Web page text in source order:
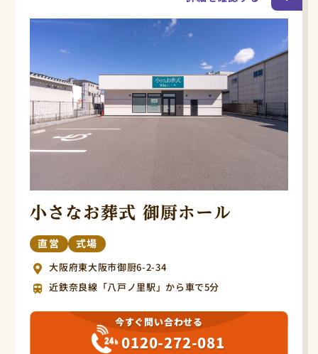
小さなお葬式 御厨ホール
直営 式場
大阪府東大阪市御厨6-2-34
近鉄奈良線「八戸ノ里駅」から車で5分
今すぐ問い合わせる
0120-272-081